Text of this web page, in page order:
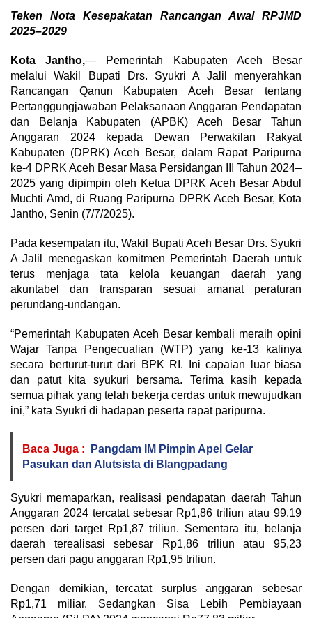
Teken Nota Kesepakatan Rancangan Awal RPJMD
2025–2029
Kota Jantho,— Pemerintah Kabupaten Aceh Besar
melalui Wakil Bupati Drs. Syukri A Jalil menyerahkan
Rancangan Qanun Kabupaten Aceh Besar tentang
Pertanggungjawaban Pelaksanaan Anggaran Pendapatan
dan Belanja Kabupaten (APBK) Aceh Besar Tahun
Anggaran 2024 kepada Dewan Perwakilan Rakyat
Kabupaten (DPRK) Aceh Besar, dalam Rapat Paripurna
ke-4 DPRK Aceh Besar Masa Persidangan III Tahun 2024–
2025 yang dipimpin oleh Ketua DPRK Aceh Besar Abdul
Muchti Amd, di Ruang Paripurna DPRK Aceh Besar, Kota
Jantho, Senin (7/7/2025).
Pada kesempatan itu, Wakil Bupati Aceh Besar Drs. Syukri
A Jalil menegaskan komitmen Pemerintah Daerah untuk
terus menjaga tata kelola keuangan daerah yang
akuntabel dan transparan sesuai amanat peraturan
perundang-undangan.
“Pemerintah Kabupaten Aceh Besar kembali meraih opini
Wajar Tanpa Pengecualian (WTP) yang ke-13 kalinya
secara berturut-turut dari BPK RI. Ini capaian luar biasa
dan patut kita syukuri bersama. Terima kasih kepada
semua pihak yang telah bekerja cerdas untuk mewujudkan
ini,” kata Syukri di hadapan peserta rapat paripurna.
Baca Juga :
Pangdam IM Pimpin Apel Gelar
Pasukan dan Alutsista di Blangpadang
Syukri memaparkan, realisasi pendapatan daerah Tahun
Anggaran 2024 tercatat sebesar Rp1,86 triliun atau 99,19
persen dari target Rp1,87 triliun. Sementara itu, belanja
daerah terealisasi sebesar Rp1,86 triliun atau 95,23
persen dari pagu anggaran Rp1,95 triliun.
Dengan demikian, tercatat surplus anggaran sebesar
Rp1,71 miliar. Sedangkan Sisa Lebih Pembiayaan